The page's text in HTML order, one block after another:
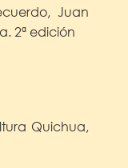
Juan
2ª edición
Quichua,